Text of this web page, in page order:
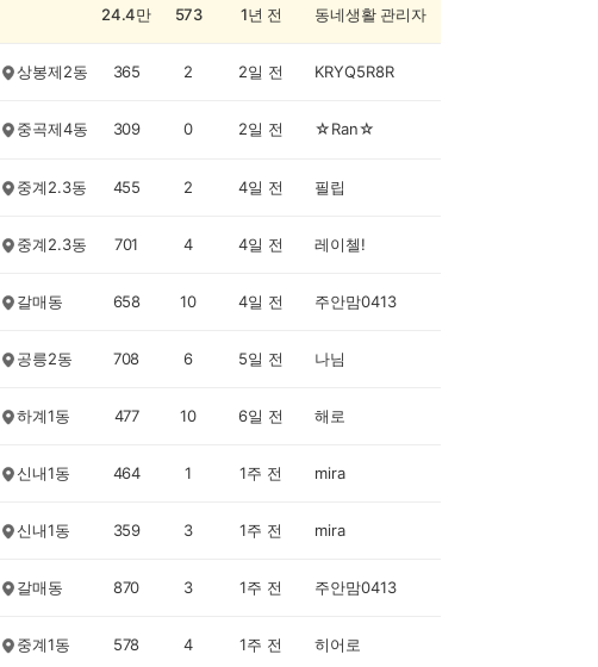
24.4만 573 1년 전 동네생활 관리자
상봉제2동 365 2 2일 전 KRYQ5R8R
중곡제4동 309 0 2일 전 ☆Ran☆
중계2.3동 455 2 4일 전 필립
중계2.3동 701 4 4일 전 레이첼!
갈매동 658 10 4일 전 주안맘0413
공릉2동 708 6 5일 전 나님
하계1동 477 10 6일 전 해로
신내1동 464 1 1주 전 mira
신내1동 359 3 1주 전 mira
갈매동 870 3 1주 전 주안맘0413
중계1동 578 4 1주 전 히어로